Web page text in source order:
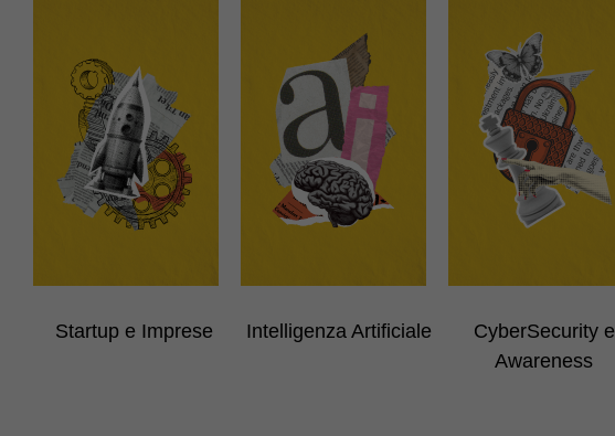
Startup e Imprese Intelligenza Artificiale
CyberSecurity e
Awareness